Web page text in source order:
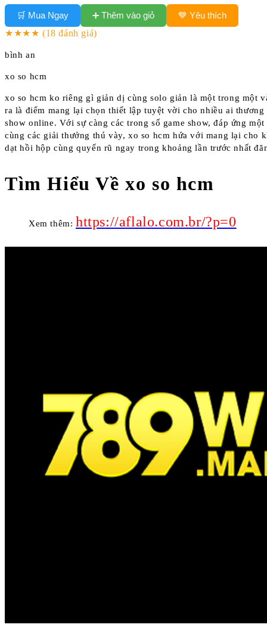
🛒 Mua Ngay ➕ Thêm vào giỏ
💙 Yêu thích
★★★★ (18 đánh giá)
bình an
xo so hcm
xo so hcm ko riêng gì giản dị cùng solo giản là một trong một
ra là điểm mang lại chọn thiết lập tuyệt vời cho nhiều ai thương
show online. Với sự càng các trong số game show, đáp ứng
cùng các giải thưởng thú vày, xo so hcm hứa với mang lại cho
dạt hồi hộp cùng quyến rũ ngay trong khoảng lần trước nhất
Tìm Hiểu Về xo so hcm
Xem thêm: https://aflalo.com.br/?p=0